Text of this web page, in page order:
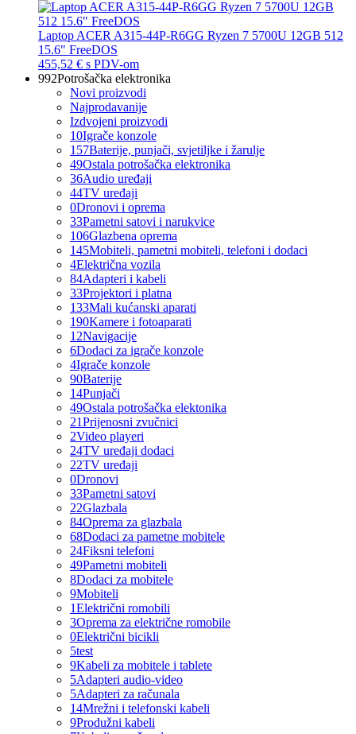
Laptop ACER A315-44P-R6GG Ryzen 7 5700U 12GB 512
15.6" FreeDOS
455,52 € s PDV-om
992Potrošačka elektronika
Novi proizvodi
Najprodavanije
Izdvojeni proizvodi
10Igrače konzole
157Baterije, punjači, svjetiljke i žarulje
49Ostala potrošačka elektronika
36Audio uređaji
44TV uređaji
0Dronovi i oprema
33Pametni satovi i narukvice
106Glazbena oprema
145Mobiteli, pametni mobiteli, telefoni i dodaci
4Električna vozila
84Adapteri i kabeli
33Projektori i platna
133Mali kućanski aparati
190Kamere i fotoaparati
12Navigacije
6Dodaci za igrače konzole
4Igrače konzole
90Baterije
14Punjači
49Ostala potrošačka elektonika
21Prijenosni zvučnici
2Video playeri
24TV uređaji dodaci
22TV uređaji
0Dronovi
33Pametni satovi
22Glazbala
84Oprema za glazbala
68Dodaci za pametne mobitele
24Fiksni telefoni
49Pametni mobiteli
8Dodaci za mobitele
9Mobiteli
1Električni romobili
3Oprema za električne romobile
0Električni bicikli
5test
9Kabeli za mobitele i tablete
5Adapteri audio-video
5Adapteri za računala
14Mrežni i telefonski kabeli
9Produžni kabeli